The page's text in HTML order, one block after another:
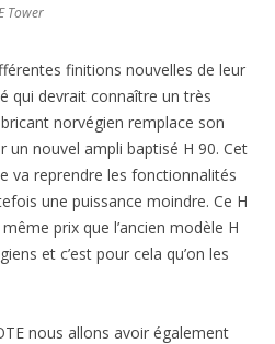
Tower
finitions nouvelles de leur
qui devrait connaître un très
norvégien remplace son
un nouvel ampli baptisé H 90. Cet
va reprendre les fonctionnalités
une puissance moindre. Ce H
prix que l’ancien modèle H
et c’est pour cela qu’on les
nous allons avoir également